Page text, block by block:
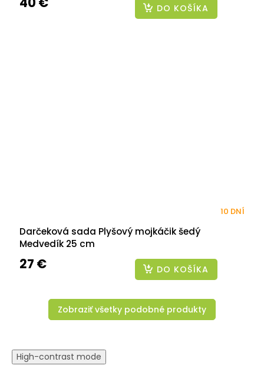
DO KOŠÍKA
Darčeková sada Plyšový mojkáčik šedý
Medvedík 25 cm
10 DNÍ
27 € DO KOŠÍKA
Zobraziť všetky podobné produkty
High-contrast mode